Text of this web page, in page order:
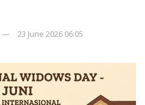
23 June 2026 06:05